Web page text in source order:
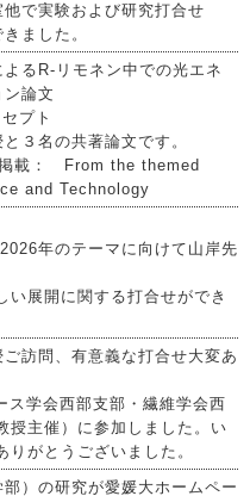
他で実験および研究打合せ
ました。
るR-リモネン中での光エネ
ン論文
プト
３名の共著論文です。
載： From the themed
and Technology
年のテーマに向けて山岸先
い展開に関する打合せができ
訪問、有意義な打合せ大変あ
ス学会西部支部・繊維学会西
授主催）に参加しました。い
りがとうございました。
）の研究が愛媛大ホームペー